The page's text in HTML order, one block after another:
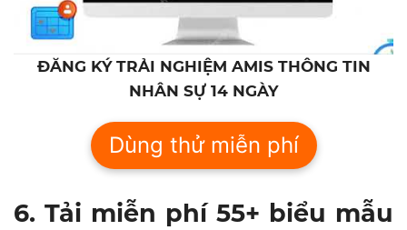
ĐĂNG KÝ TRẢI NGHIỆM AMIS THÔNG TIN
NHÂN SỰ 14 NGÀY
Dùng thử miễn phí
6. Tải miễn phí 55+ biểu mẫu